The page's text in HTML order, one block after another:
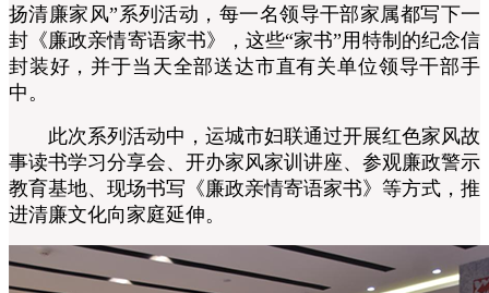
扬清廉家风”系列活动，每一名领导干部家属都写下一
封《廉政亲情寄语家书》，这些“家书”用特制的纪念信
封装好，并于当天全部送达市直有关单位领导干部手
中。
此次系列活动中，运城市妇联通过开展红色家风故
事读书学习分享会、开办家风家训讲座、参观廉政警示
教育基地、现场书写《廉政亲情寄语家书》等方式，推
进清廉文化向家庭延伸。